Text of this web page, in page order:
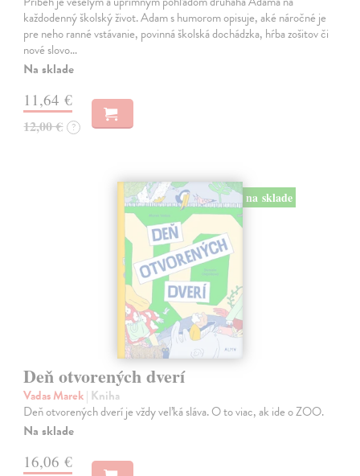
každodenný školský život. Adam s humorom opisuje, aké náročné je
pre neho ranné vstávanie, povinná školská dochádzka, hŕba zošitov či
nové slovo…
Na sklade
11,64 €
12,00 € ?
na sklade
Deň otvorených dverí
Vadas Marek| Kniha
Deň otvorených dverí je vždy veľká sláva. O to viac, ak ide o ZOO.
Na sklade
16,06 €